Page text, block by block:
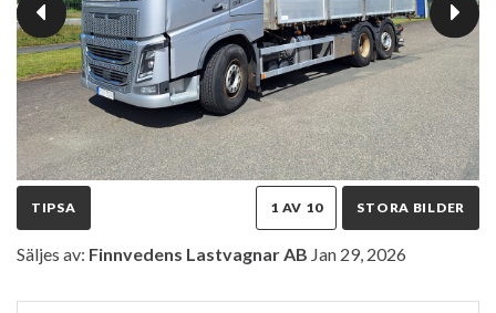
TIPSA STORA BILDER
1 AV 10
Säljes av: Finnvedens Lastvagnar AB Jan 29, 2026